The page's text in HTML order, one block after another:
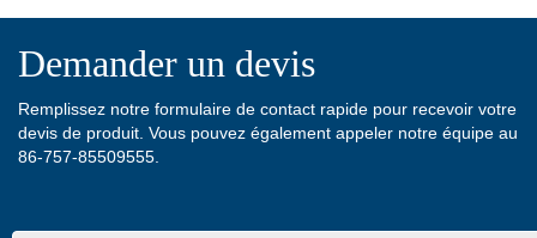
Demander un devis
Remplissez notre formulaire de contact rapide pour recevoir votre
devis de produit. Vous pouvez également appeler notre équipe au
86-757-85509555.